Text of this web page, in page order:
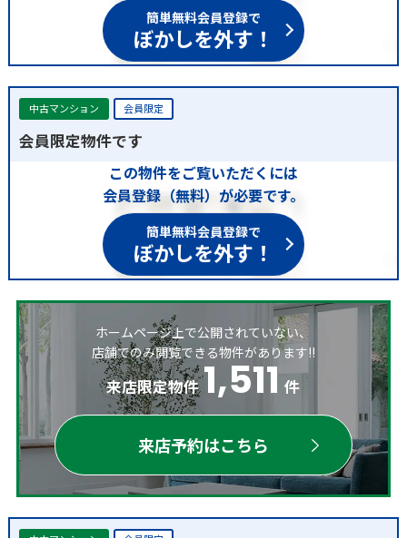
簡単無料会員登録で
ぼかしを外す！
中古マンション 会員限定
会員限定物件です
この物件をご覧いただくには
会員登録（無料）が必要です。
簡単無料会員登録で
ぼかしを外す！
ホームページ上で公開されていない、
店舗でのみ閲覧できる物件があります!!
来店限定物件 1,511 件
来店予約はこちら